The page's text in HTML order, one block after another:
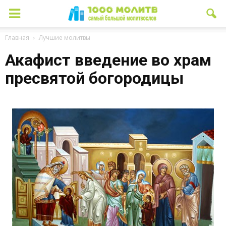
Главная Лучшие молитвы
Акафист введение во храм
пресвятой богородицы